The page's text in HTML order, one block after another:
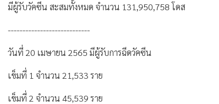
มีผู้รับวัคซีน สะสมทั้งหมด จำนวน 131,950,758 โดส
----------------------------
วันที่ 20 เมษายน 2565 มีผู้รับการฉีดวัคซีน
เข็มที่ 1 จำนวน 21,533 ราย
เข็มที่ 2 จำนวน 45,539 ราย